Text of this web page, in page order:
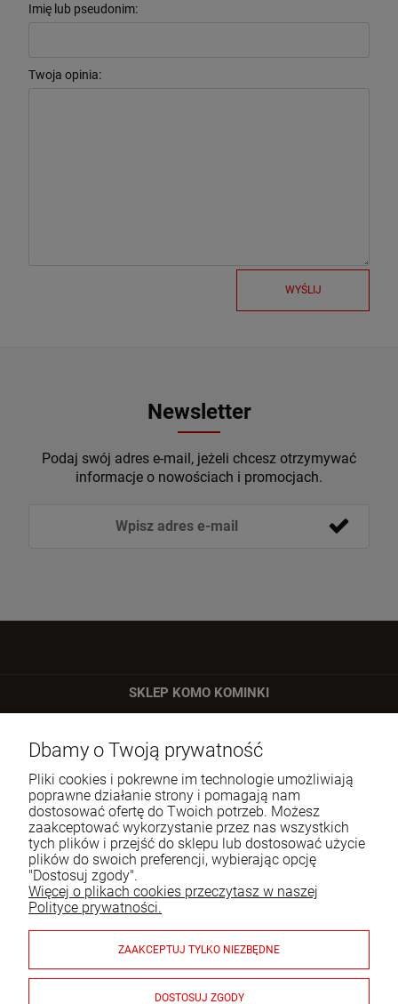
Imię lub pseudonim:
Twoja opinia:
WYŚLIJ
Newsletter
Podaj swój adres e-mail, jeżeli chcesz otrzymywać
informacje o nowościach i promocjach.
SKLEP KOMO KOMINKI
00-716 Warszawa
Tel.:
22 651 09 06
E-mail:
sklep@komo.pl
Moje konto
Pomoc
Informacje
Płatności i dostawa
Dbamy o Twoją prywatność
Pliki cookies i pokrewne im technologie umożliwiają
poprawne działanie strony i pomagają nam
dostosować ofertę do Twoich potrzeb. Możesz
zaakceptować wykorzystanie przez nas wszystkich
tych plików i przejść do sklepu lub dostosować użycie
plików do swoich preferencji, wybierając opcję
"Dostosuj zgody".
Więcej o plikach cookies przeczytasz w naszej
Polityce prywatności.
ZAAKCEPTUJ TYLKO NIEZBĘDNE
DOSTOSUJ ZGODY